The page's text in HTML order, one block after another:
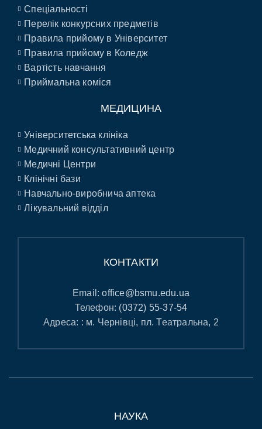
Спеціальності
Перелік конкурсних предметів
Правила прийому в Університет
Правила прийому в Коледж
Вартість навчання
Приймальна коміся
МЕДИЦИНА
Університетська клініка
Медичний консультативний центр
Медичні Центри
Клінічні бази
Навчально-виробнича аптека
Лікувальний відділ
КОНТАКТИ
Email:office@bsmu.edu.ua
Телефон: (0372) 55-37-54
Адреса: : м. Чернівці, пл. Театральна, 2
НАУКА